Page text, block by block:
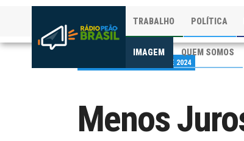
TRABALHO POLÍTICA
IMAGEM QUEM SOMOS
PUBLICADO EM 22 DE JUN DE 2024
Menos